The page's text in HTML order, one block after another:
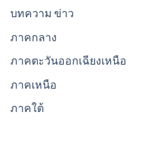
บทความ ข่าว
ภาคกลาง
ภาคตะวันออกเฉียงเหนือ
ภาคเหนือ
ภาคใต้